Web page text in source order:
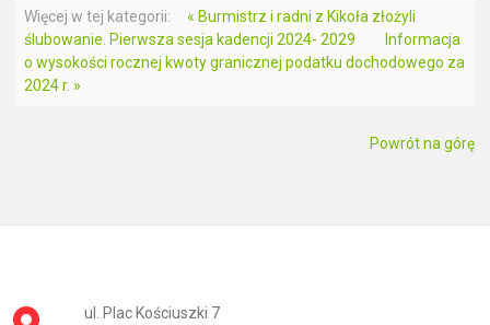
Więcej w tej kategorii:
« Burmistrz i radni z Kikoła złożyli
ślubowanie. Pierwsza sesja kadencji 2024- 2029
Informacja
o wysokości rocznej kwoty granicznej podatku dochodowego za
2024 r. »
Powrót na górę
ul. Plac Kościuszki 7